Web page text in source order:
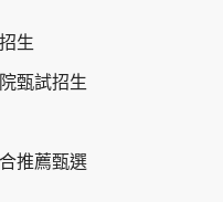
生
甄試招生
推薦甄選